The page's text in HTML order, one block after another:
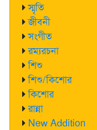
স্মৃতি
জীবনী
সংগীত
রম্যরচনা
শিশু
শিশু/কিশোর
কিশোর
রান্না
New Addition